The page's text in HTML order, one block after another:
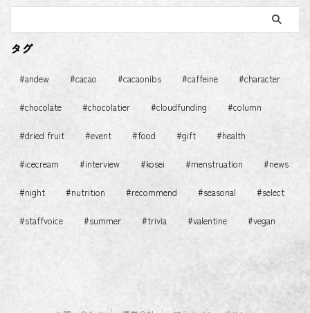
タグ
#andew #cacao #cacaonibs #caffeine #character
#chocolate #chocolatier #cloudfunding #column
#dried fruit #event #food #gift #health
#icecream #interview #kosei #menstruation #news
#night #nutrition #recommend #seasonal #select
#staffvoice #summer #trivia #valentine #vegan